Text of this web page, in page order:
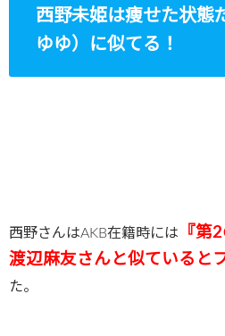
西野未姫は痩せた状態
ゆゆ）に似てる！
西野さんはAKB在籍時には 『第
渡辺麻友さんと似ていると
た。